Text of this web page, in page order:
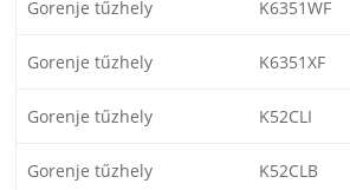
Gorenje tűzhely K6351WF
Gorenje tűzhely K6351XF
Gorenje tűzhely K52CLI
Gorenje tűzhely K52CLB